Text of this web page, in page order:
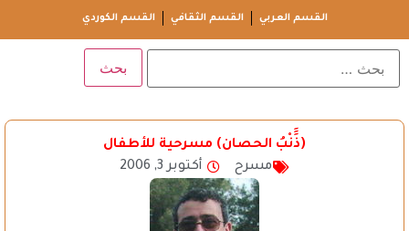
القسم العربي القسم الثقافي القسم الكوردي
(ذَََنْبُ الحصان) مسرحية للأطفال
مسرح
أكتوبر 3, 2006